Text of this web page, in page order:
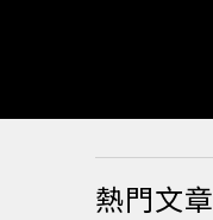
熱門文章